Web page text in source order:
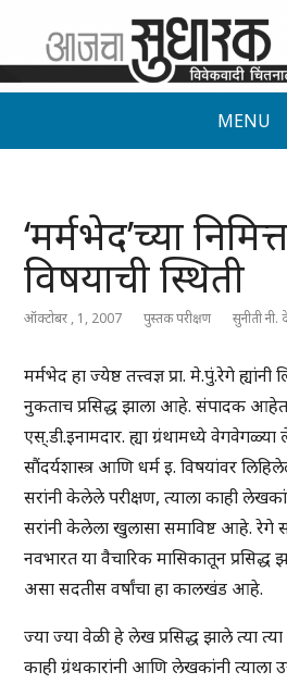
MENU
‘मर्मभेद’च्या
विषयाची स्थिती
ऑक्टोबर , 1, 2007 पुस्तक परीक्षण सुनीती नी.
मर्मभेद हा ज्येष्ठ तत्त्वज्ञ प्रा. मे.पुं.रेगे
नुकताच प्रसिद्ध झाला आहे. संपादक आहेत
एस्.डी.इनामदार. ह्या ग्रंथामध्ये वेगवेगळ्या
सौंदर्यशास्त्र आणि धर्म इ. विषयांवर
सरांनी केलेले परीक्षण, त्याला काही
सरांनी केलेला खुलासा समाविष्ट आहे. रेगे
नवभारत या वैचारिक मासिकातून
असा सदतीस वर्षांचा हा कालखंड आहे.
ज्या ज्या वेळी हे लेख प्रसिद्ध झाले त्या
काही ग्रंथकारांनी आणि लेखकांनी त्याला